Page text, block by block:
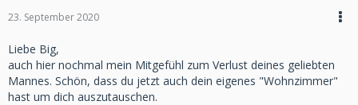
23. September 2020
Liebe Big,
auch hier nochmal mein Mitgefühl zum Verlust deines geliebten
Mannes. Schön, dass du jetzt auch dein eigenes "Wohnzimmer"
hast um dich auszutauschen.